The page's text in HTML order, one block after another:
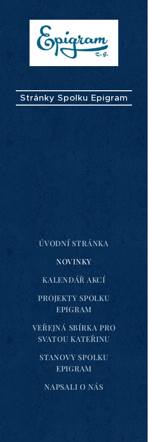
Stránky Spolku Epigram
ÚVODNÍ STRÁNKA
NOVINKY
KALENDÁŘ AKCÍ
PROJEKTY SPOLKU
EPIGRAM
VEŘEJNÁ SBÍRKA PRO
SVATOU KATEŘINU
STANOVY SPOLKU
EPIGRAM
NAPSALI O NÁS